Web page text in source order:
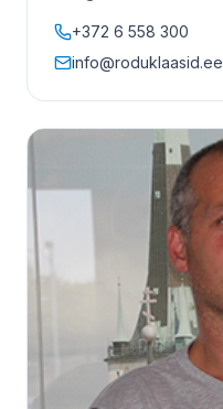
+372 6 558 300
info@roduklaasid.ee